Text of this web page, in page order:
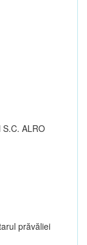
ALRO
prăvăliei